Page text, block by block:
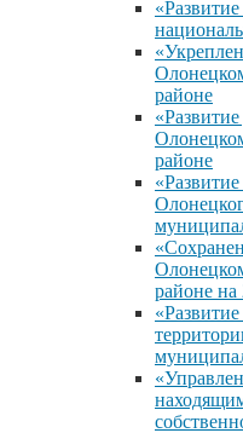
районе
районе
районе на